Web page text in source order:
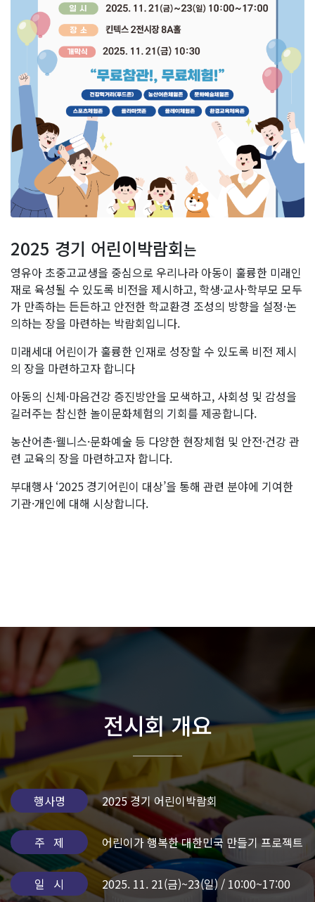
2025 경기 어린이박람회는
영유아 초중고교생을 중심으로 우리나라 아동이 훌륭한 미래인
재로 육성될 수 있도록 비전을 제시하고, 학생·교사·학부모 모두
가 만족하는 든든하고 안전한 학교환경 조성의 방향을 설정·논
의하는 장을 마련하는 박람회입니다.
미래세대 어린이가 훌륭한 인재로 성장할 수 있도록 비전 제시
의 장을 마련하고자 합니다
아동의 신체·마음건강 증진방안을 모색하고, 사회성 및 감성을
길러주는 참신한 놀이문화체험의 기회를 제공합니다.
농산어촌·웰니스·문화예술 등 다양한 현장체험 및 안전·건강 관
련 교육의 장을 마련하고자 합니다.
부대행사 ‘2025 경기어린이 대상’을 통해 관련 분야에 기여한
기관·개인에 대해 시상합니다.
전시회 개요
행사명 2025 경기 어린이박람회
주 제 어린이가 행복한 대한민국 만들기 프로젝트
일 시 2025. 11. 21(금)~23(일) / 10:00~17:00